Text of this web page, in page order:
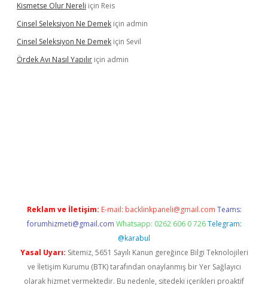
Kismetse Olur Nereli için Reis
Cinsel Seleksiyon Ne Demek için admin
Cinsel Seleksiyon Ne Demek için Sevil
Ördek Avı Nasıl Yapılır için admin
Reklam ve İletişim: E-mail: backlinkpaneli@gmail.com Teams:
forumhizmeti@gmail.com Whatsapp: 0262 606 0 726 Telegram:
@karabul
Yasal Uyarı: Sitemiz, 5651 Sayılı Kanun gereğince Bilgi Teknolojileri
ve İletişim Kurumu (BTK) tarafından onaylanmış bir Yer Sağlayıcı
olarak hizmet vermektedir. Bu nedenle, sitedeki içerikleri proaktif